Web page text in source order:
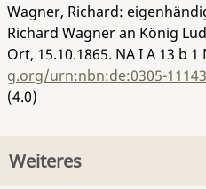
Wagner, Richard:
Richard Wagner an König
Ort, 15.10.1865. NA I A 13 b 1
g.org/urn:nbn:de:0305-
(4.0)
Weiteres